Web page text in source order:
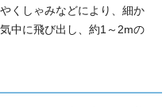
くしゃみなどにより、細か
中に飛び出し、約1～2mの